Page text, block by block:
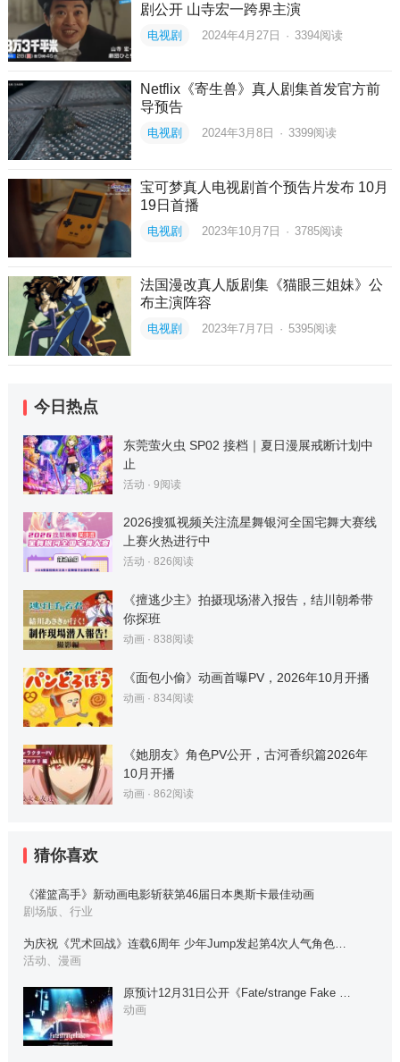
剧公开 山寺宏一跨界主演
电视剧 2024年4月27日 · 3394阅读
Netflix《寄生兽》真人剧集首发官方前
导预告
电视剧 2024年3月8日 · 3399阅读
宝可梦真人电视剧首个预告片发布 10月
19日首播
电视剧 2023年10月7日 · 3785阅读
法国漫改真人版剧集《猫眼三姐妹》公
布主演阵容
电视剧 2023年7月7日 · 5395阅读
今日热点
东莞萤火虫 SP02 接档｜夏日漫展戒断计划中
止
活动 · 9阅读
2026搜狐视频关注流星舞银河全国宅舞大赛线
上赛火热进行中
活动 · 826阅读
《擅逃少主》拍摄现场潜入报告，结川朝希带
你探班
动画· 838阅读
《面包小偷》动画首曝PV，2026年10月开播
动画· 834阅读
《她朋友》角色PV公开，古河香织篇2026年
10月开播
动画· 862阅读
猜你喜欢
《灌篮高手》新动画电影斩获第46届日本奥斯卡最佳动画
剧场版、行业
为庆祝《咒术回战》连载6周年 少年Jump发起第4次人气角色…
活动、漫画
原预计12月31日公开《Fate/strange Fake …
动画